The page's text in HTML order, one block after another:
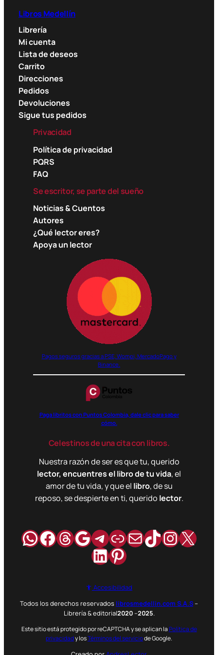
Libros Medellín
Librería
Mi cuenta
Lista de deseos
Carrito
Direcciones
Pedidos
Devoluciones
Sigue tus pedidos
Privacidad
Política de privacidad
PQRS
FAQ
Se escritor, se parte del sueño
Noticias & Cuentos
Autores
¿Qué lector eres?
Apoya un lector
Pagos seguros gracias a PSE, Wompi, MercadoPago y
Binance.
Paga libritos con Puntos Colombia, dale clic para saber
cómo.
Celestinos de una cita con libros.
Nuestra razón de ser es que tu, querido
lector, encuentres el libro de tu vida, el
amor de tu vida, y que el libro, de su
reposo, se despierte en ti, querido lector.
WhatsApp
Facebook
Hilos
Google
Telegram
Enlace
Correo
TikTok
X
LinkedIn
Pinterest
Accesibilidad
Todos los derechos reservados librosmedellin.com S.A.S–
Librería & editorial2020–2025.
Este sitio está protegido por reCAPTCHA y se aplican laPolítica de
privacidady losTérminos del serviciode Google.